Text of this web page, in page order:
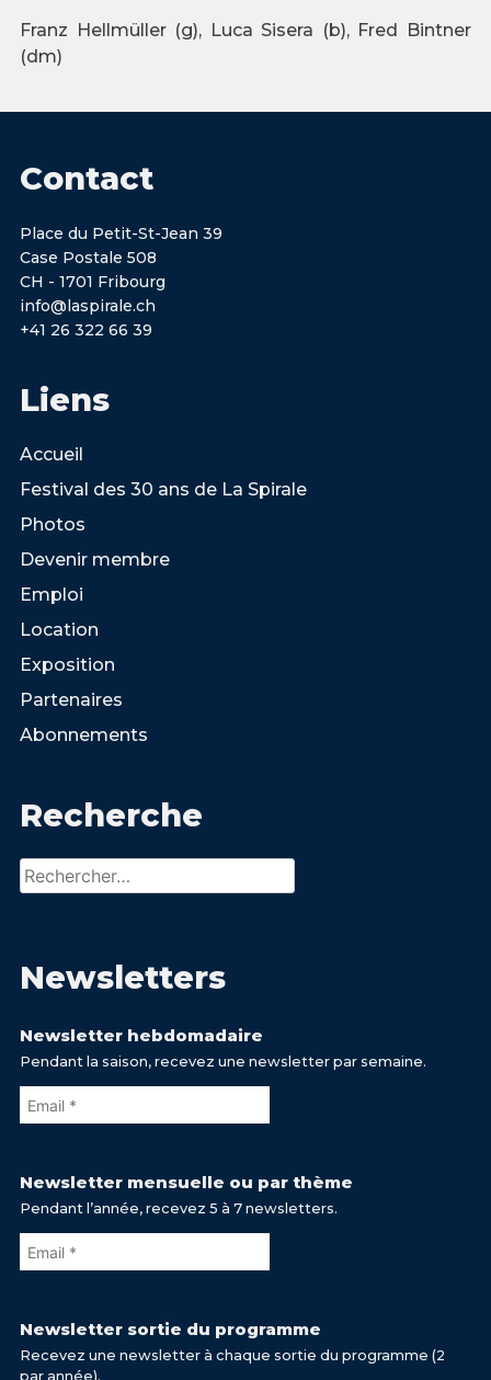
Franz Hellmüller (g), Luca Sisera (b), Fred Bintner
(dm)
Contact
Place du Petit-St-Jean 39
Case Postale 508
CH - 1701 Fribourg
info@laspirale.ch
+41 26 322 66 39
Liens
Accueil
Festival des 30 ans de La Spirale
Photos
Devenir membre
Emploi
Location
Exposition
Partenaires
Abonnements
Recherche
Rechercher :
Newsletters
Newsletter hebdomadaire
Pendant la saison, recevez une newsletter par semaine.
Newsletter mensuelle ou par thème
Pendant l’année, recevez 5 à 7 newsletters.
Newsletter sortie du programme
Recevez une newsletter à chaque sortie du programme (2
par année).